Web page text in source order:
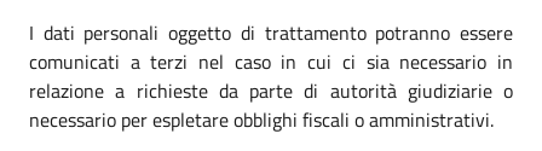
I dati personali oggetto di trattamento potranno essere
comunicati a terzi nel caso in cui ci sia necessario in
relazione a richieste da parte di autorità giudiziarie o
necessario per espletare obblighi fiscali o amministrativi.